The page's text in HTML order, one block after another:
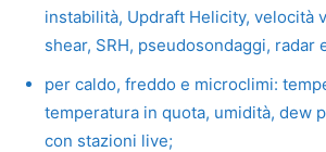
instabilità, Updraft Helicity, velocità
shear, SRH, pseudosondaggi, radar
per caldo, freddo e microclimi:
temperatura in quota, umidità, dew
con stazioni live;